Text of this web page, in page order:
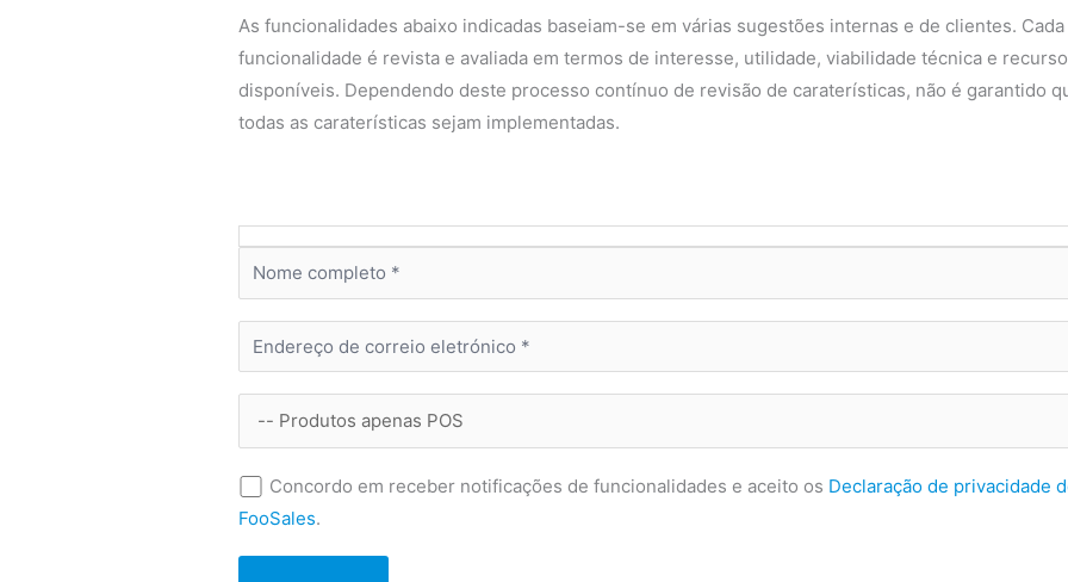
As funcionalidades abaixo indicadas baseiam-se em várias sugestões internas e de clientes. Cada
funcionalidade é revista e avaliada em termos de interesse, utilidade, viabilidade técnica e
disponíveis. Dependendo deste processo contínuo de revisão de caraterísticas, não é garantido
todas as caraterísticas sejam implementadas.
Concordo em receber notificações de funcionalidades e aceito os Declaração de privacidade
FooSales.